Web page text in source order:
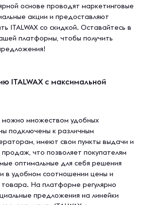
основе проводят маркетинговые
акции и предоставляют
ITALWAX со скидкой. Оставайтесь в
платформы, чтобы получить
ITALWAX с максимальной
можно множеством удобных
подключены к различным
имеют свои пункты выдачи и
что позволяет покупателям
оптимальные для себя решения
в удобном соотношении цены и
товара. На платформе регулярно
предложения на линейки